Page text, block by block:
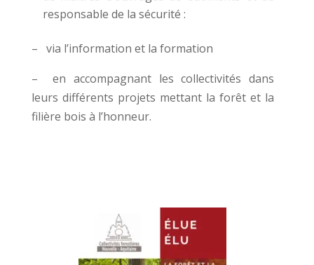
responsable de la sécurité :
– via l’information et la formation
–en accompagnant les collectivités dans
leurs différents projets mettant la forêt et la
filière bois à l’honneur.